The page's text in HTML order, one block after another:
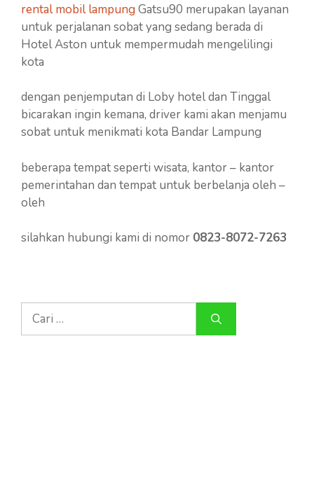
rental mobil lampung Gatsu90 merupakan layanan
untuk perjalanan sobat yang sedang berada di
Hotel Aston untuk mempermudah mengelilingi
kota
dengan penjemputan di Loby hotel dan Tinggal
bicarakan ingin kemana, driver kami akan menjamu
sobat untuk menikmati kota Bandar Lampung
beberapa tempat seperti wisata, kantor – kantor
pemerintahan dan tempat untuk berbelanja oleh –
oleh
silahkan hubungi kami di nomor 0823-8072-7263
Cari
untuk: